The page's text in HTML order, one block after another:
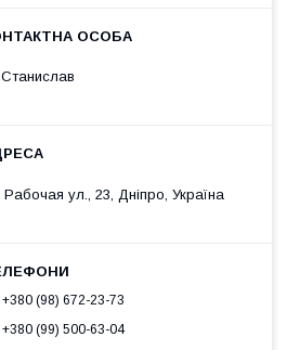
Станислав
Рабочая ул., 23, Дніпро, Україна
+380 (98) 672-23-73
+380 (99) 500-63-04